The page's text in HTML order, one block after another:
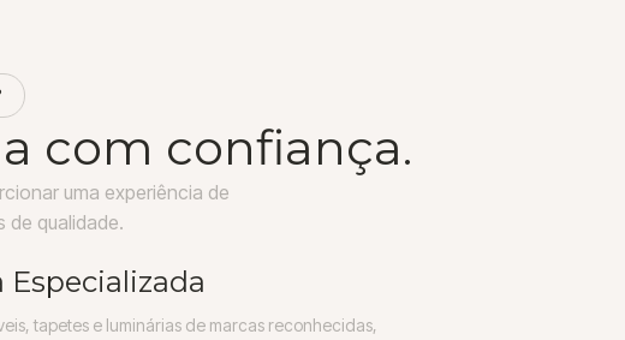
com confiança.
uma experiência de
de qualidade.
Especializada
tapetes e luminárias de marcas reconhecidas,